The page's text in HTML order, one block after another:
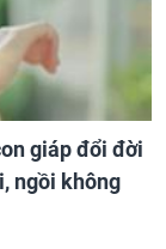
giáp đổi đời
ngồi không